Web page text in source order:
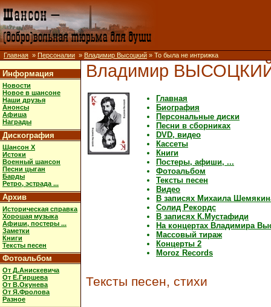
Главная » Персоналии » Владимир Высоцкий » То была не интрижка
Информация
Новости
Новое в шансоне
Наши друзья
Анонсы
Афиша
Награды
Дискография
Шансон X
Истоки
Военный шансон
Песни цыган
Барды
Ретро, эстрада ...
Архив
Историческая справка
Хорошая музыка
Афиши, постеры ...
Заметки
Книги
Тексты песен
Фотоальбом
От Д.Анискевича
От Е.Гиршева
От В.Окунева
От Я.Фролова
Разное
Владимир
Главная
Биография
Персональные диски
Песни в сборниках
DVD, видео
Кассеты
Книги
Постеры, афиши, ...
Фотоальбом
Тексты песен
Видео
В записях Михаила
Солид Рекордс
В записях К.Мустафиди
На концертах Владимира
Массовый тираж
Концерты 2
Moroz Records
Тексты песен, стихи